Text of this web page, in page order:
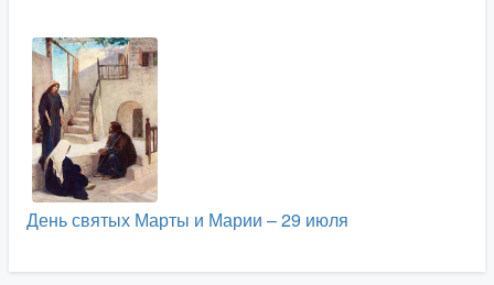
День святых Марты и Марии – 29 июля